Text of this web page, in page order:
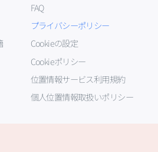
FAQ
プライバシーポリシー
Cookieの設定
Cookieポリシー
位置情報サービス利用規約
個人位置情報取扱いポリシー